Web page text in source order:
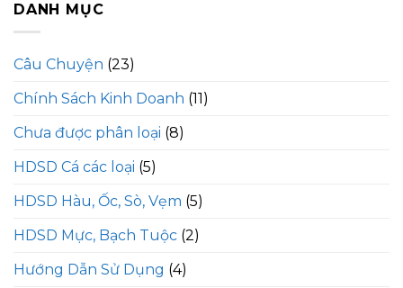
DANH MỤC
Câu Chuyện (23)
Chính Sách Kinh Doanh (11)
Chưa được phân loại (8)
HDSD Cá các loại (5)
HDSD Hàu, Ốc, Sò, Vẹm (5)
HDSD Mực, Bạch Tuộc (2)
Hướng Dẫn Sử Dụng (4)